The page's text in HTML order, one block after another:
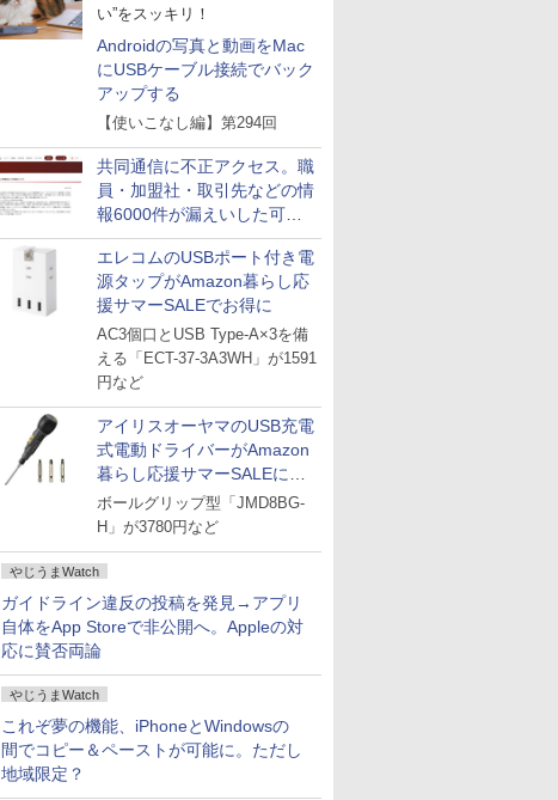
い”をスッキリ！
Androidの写真と動画をMac
にUSBケーブル接続でバック
アップする
【使いこなし編】第294回
共同通信に不正アクセス。職
員・加盟社・取引先などの情
報6000件が漏えいした可能
性
エレコムのUSBポート付き電
源タップがAmazon暮らし応
援サマーSALEでお得に
AC3個口とUSB Type-A×3を備
える「ECT-37-3A3WH」が1591
円など
アイリスオーヤマのUSB充電
式電動ドライバーがAmazon
暮らし応援サマーSALEに登
場
ボールグリップ型「JMD8BG-
H」が3780円など
やじうまWatch
ガイドライン違反の投稿を発見→アプリ
自体をApp Storeで非公開へ。Appleの対
応に賛否両論
やじうまWatch
これぞ夢の機能、iPhoneとWindowsの
間でコピー＆ペーストが可能に。ただし
地域限定？